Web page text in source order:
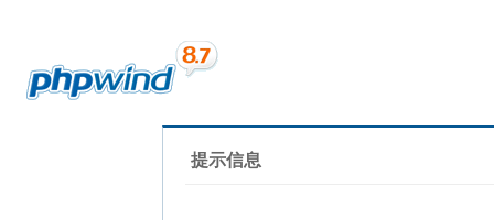
提示信息